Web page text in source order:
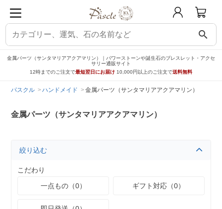
search
金属パーツ（サンタマリアアクアマリン）｜パワーストーンや誕生石のブレスレット・アクセ
サリー通販サイト
12時までのご注文で最短翌日にお届け 10,000円以上のご注文で送料無料
パスクル ハンドメイド 金属パーツ（サンタマリアアクアマリン）
金属パーツ（サンタマリアアクアマリン）
絞り込む
こだわり
一点もの（0）
ギフト対応（0）